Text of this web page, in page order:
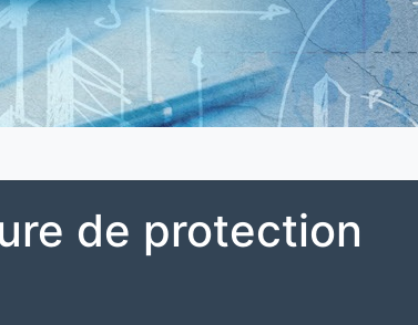
de protection